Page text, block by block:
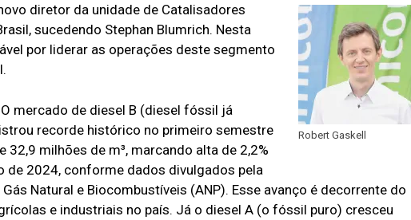
Robert Gaskell
diretor da unidade de Catalisadores
sucedendo Stephan Blumrich. Nesta
por liderar as operações deste segmento
O mercado de diesel B (diesel fóssil já
recorde histórico no primeiro semestre
milhões de m³, marcando alta de 2,2%
de 2024, conforme dados divulgados pela
Natural e Biocombustíveis (ANP). Esse avanço é decorrente do
e industriais no país. Já o diesel A (o fóssil puro) cresceu